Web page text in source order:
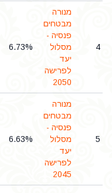
4
מנורה
מבטחים
פנסיה -
מסלול
יעד
לפרישה
2050
6.73%
5
מנורה
מבטחים
פנסיה -
מסלול
יעד
לפרישה
2045
6.63%